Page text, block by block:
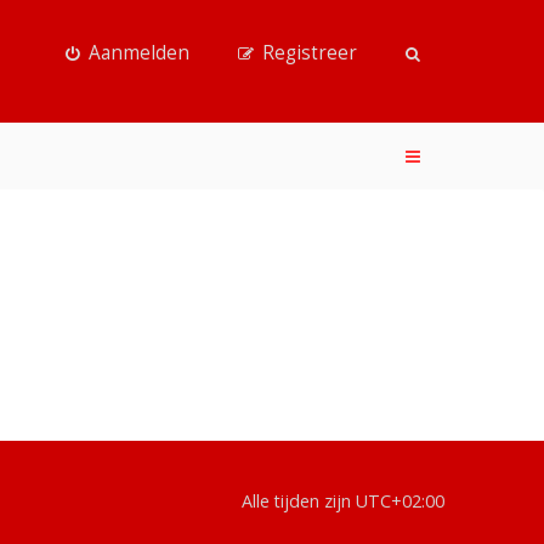
Aanmelden Registreer
Alle tijden zijn UTC+02:00